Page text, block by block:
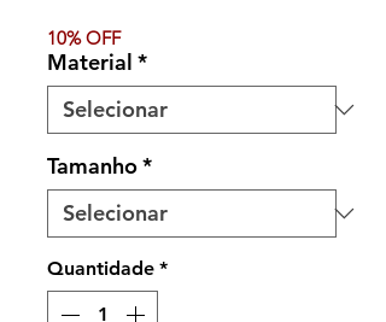
10% OFF
Material *
Tamanho*
Quantidade *